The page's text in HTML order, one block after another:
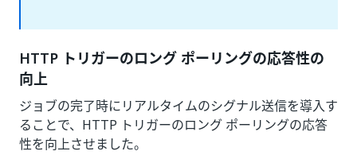
HTTP トリガーのロング ポーリングの応答性の
向上
ジョブの完了時にリアルタイムのシグナル送信を導入す
ることで、HTTP トリガーのロング ポーリングの応答
性を向上させました。